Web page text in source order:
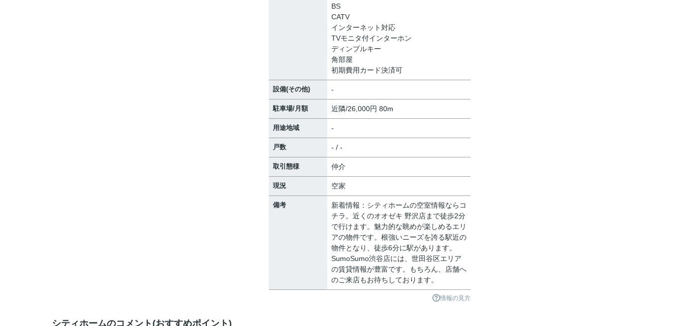
BS
CATV
インターネット対応
TVモニタ付インターホン
ディンプルキー
角部屋
初期費用カード決済可
設備(その他) -
駐車場/月額 近隣/26,000円 80m
用途地域 -
戸数 - / -
取引態様 仲介
現況 空家
備考
新着情報：シティホームの空室情報ならコ
チラ。近くのオオゼキ 野沢店まで徒歩2分
で行けます。魅力的な眺めが楽しめるエリ
アの物件です。根強いニーズを誇る駅近の
物件となり、徒歩6分に駅があります。
SumoSumo渋谷店には、世田谷区エリア
の賃貸情報が豊富です。もちろん、店舗へ
のご来店もお待ちしております。
情報の見方
シティホームのコメント(おすすめポイント)